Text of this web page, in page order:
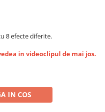
8 efecte diferite.
in videoclipul de mai jos.
IN COS